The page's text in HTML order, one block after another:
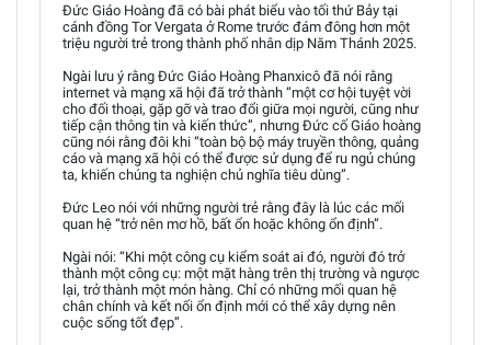
Đức Giáo Hoàng đã có bài phát biểu vào tối thứ Bảy tại
cánh đồng Tor Vergata ở Rome trước đám đông hơn một
triệu người trẻ trong thành phố nhân dịp Năm Thánh 2025.
Ngài lưu ý rằng Đức Giáo Hoàng Phanxicô đã nói rằng
internet và mạng xã hội đã trở thành “một cơ hội tuyệt vời
cho đối thoại, gặp gỡ và trao đổi giữa mọi người, cũng như
tiếp cận thông tin và kiến thức”, nhưng Đức cố Giáo hoàng
cũng nói rằng đôi khi “toàn bộ bộ máy truyền thông, quảng
cáo và mạng xã hội có thể được sử dụng để ru ngủ chúng
ta, khiến chúng ta nghiện chủ nghĩa tiêu dùng”.
Đức Leo nói với những người trẻ rằng đây là lúc các mối
quan hệ “trở nên mơ hồ, bất ổn hoặc không ổn định”.
Ngài nói: “Khi một công cụ kiểm soát ai đó, người đó trở
thành một công cụ: một mặt hàng trên thị trường và ngược
lại, trở thành một món hàng. Chỉ có những mối quan hệ
chân chính và kết nối ổn định mới có thể xây dựng nên
cuộc sống tốt đẹp”.